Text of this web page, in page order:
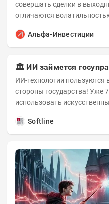
совершать сделки в выходные . Торги в эти дни не
отличаются
Альфа-Инвестиции
🏛️ ИИ займется
ИИ-технологии пользуются
стороны государства! Уже
использовать
Softline